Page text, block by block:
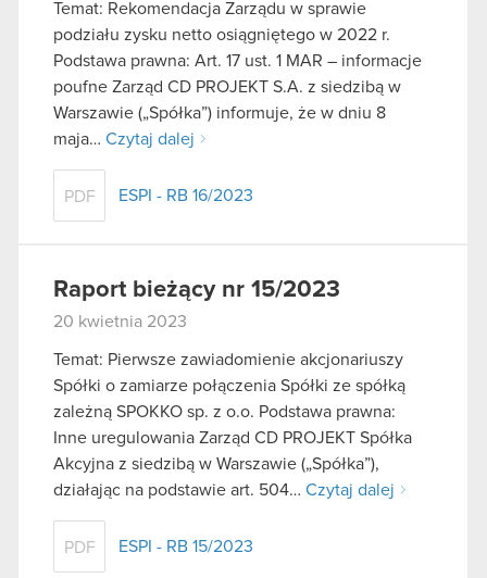
Temat: Rekomendacja Zarządu w sprawie
podziału zysku netto osiągniętego w 2022 r.
Podstawa prawna: Art. 17 ust. 1 MAR – informacje
poufne Zarząd CD PROJEKT S.A. z siedzibą w
Warszawie („Spółka”) informuje, że w dniu 8
maja… Czytaj dalej
PDF ESPI - RB 16/2023
Raport bieżący nr 15/2023
20 kwietnia 2023
Temat: Pierwsze zawiadomienie akcjonariuszy
Spółki o zamiarze połączenia Spółki ze spółką
zależną SPOKKO sp. z o.o. Podstawa prawna:
Inne uregulowania Zarząd CD PROJEKT Spółka
Akcyjna z siedzibą w Warszawie („Spółka”),
działając na podstawie art. 504… Czytaj dalej
PDF ESPI - RB 15/2023